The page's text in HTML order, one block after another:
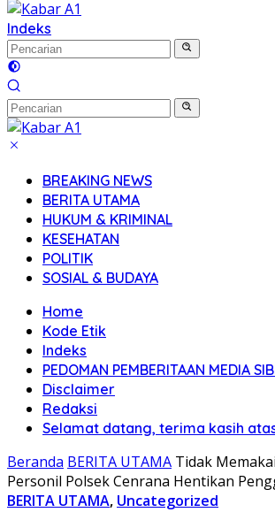
Indeks
BREAKING NEWS
BERITA UTAMA
HUKUM & KRIMINAL
KESEHATAN
POLITIK
SOSIAL & BUDAYA
Home
Kode Etik
Indeks
PEDOMAN PEMBERITAAN MEDIA
Disclaimer
Redaksi
Selamat datang, terima kasih
Beranda BERITA UTAMA Tidak
Personil Polsek Cenrana Hentikan
BERITA UTAMA, Uncategorized